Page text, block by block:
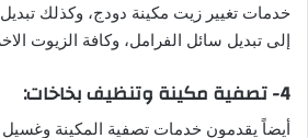
خدمات تغيير زيت مكينة دودج، وكذلك
إلى تبديل سائل الفرامل، وكافة الزيوت
4- تصفية مكينة وتنظيف بخاخات:
أيضاً يقدمون خدمات تصفية المكينة وغسيل